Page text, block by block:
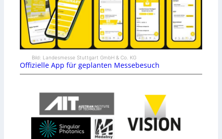
Bild: Landesmesse Stuttgart GmbH & Co. KG
Offizielle App für geplanten Messebesuch